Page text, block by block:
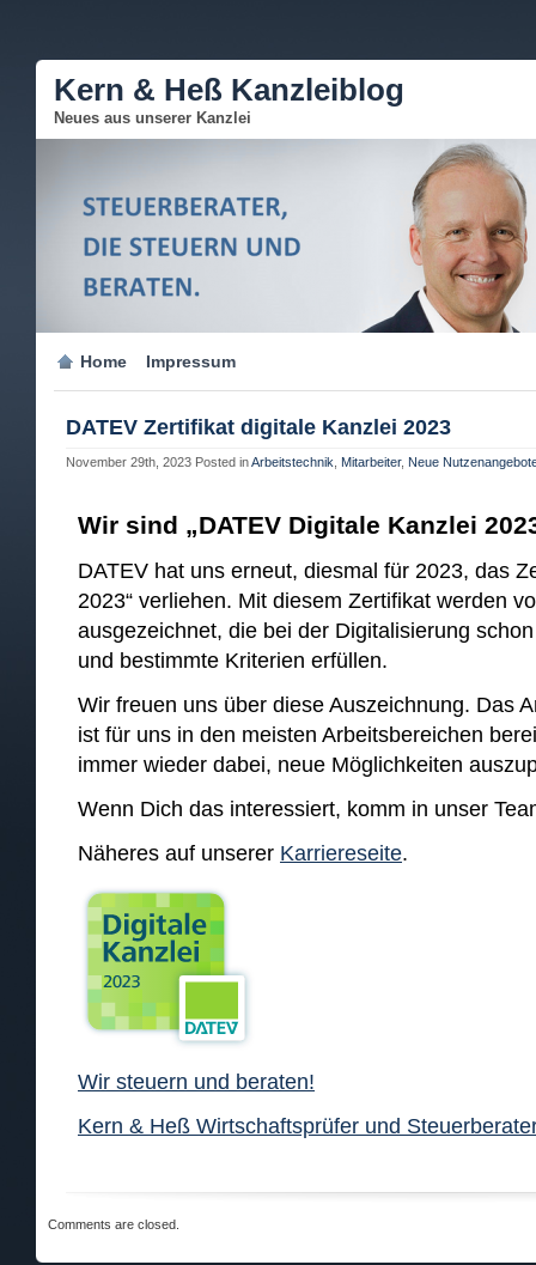
Kern & Heß Kanzleiblog
Neues aus unserer Kanzlei
Home Impressum
DATEV Zertifikat digitale Kanzlei 2023
November 29th, 2023 Posted inArbeitstechnik Mitarbeiter, Neue
Wir sind „DATEV Digitale Kanzlei
DATEV hat uns erneut, diesmal für 2023, das
2023“ verliehen. Mit diesem Zertifikat werden
ausgezeichnet, die bei der Digitalisierung
und bestimmte Kriterien erfüllen.
Wir freuen uns über diese Auszeichnung. Das
ist für uns in den meisten Arbeitsbereichen
immer wieder dabei, neue Möglichkeiten
Wenn Dich das interessiert, komm in unser
Näheres auf unserer Karriereseite.
Wir steuern und beraten!
Kern & Heß Wirtschaftsprüfer und
Comments are closed.